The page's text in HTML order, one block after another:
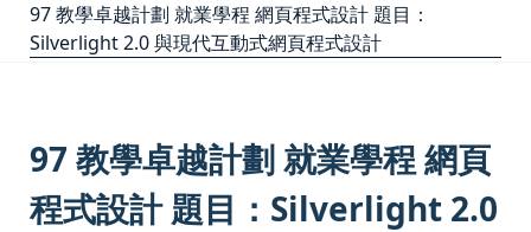
97 教學卓越計劃 就業學程 網頁程式設計 題目：
Silverlight 2.0 與現代互動式網頁程式設計
97 教學卓越計劃 就業學程 網頁
程式設計 題目：Silverlight 2.0